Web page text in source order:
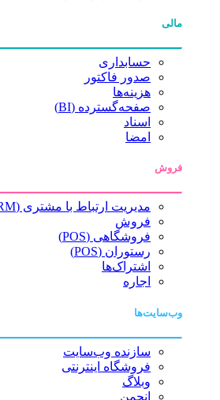
مالی
حسابداری
صدور فاکتور
هزینه‌ها
صفحه‌گسترده (BI)
اسناد
امضا
فروش
مدیریت ارتباط با مشتری (CRM)
فروش
فروشگاهی (POS)
رستوران (POS)
اشتراک‌ها
اجاره
وب‌سایت‌ها
سازنده وب‌سایت
فروشگاه اینترنتی
وبلاگ
انجمن